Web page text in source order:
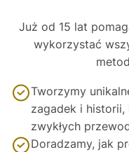
Już od 15 lat
wykorzystać
Tworzymy
zagadek i
zwykłych
Doradzamy, jak